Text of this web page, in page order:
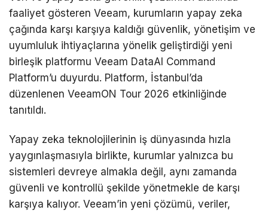
faaliyet gösteren Veeam, kurumların yapay zeka
çağında karşı karşıya kaldığı güvenlik, yönetişim ve
uyumluluk ihtiyaçlarına yönelik geliştirdiği yeni
birleşik platformu Veeam DataAI Command
Platform’u duyurdu. Platform, İstanbul’da
düzenlenen VeeamON Tour 2026 etkinliğinde
tanıtıldı.
Yapay zeka teknolojilerinin iş dünyasında hızla
yaygınlaşmasıyla birlikte, kurumlar yalnızca bu
sistemleri devreye almakla değil, aynı zamanda
güvenli ve kontrollü şekilde yönetmekle de karşı
karşıya kalıyor. Veeam’in yeni çözümü, veriler,